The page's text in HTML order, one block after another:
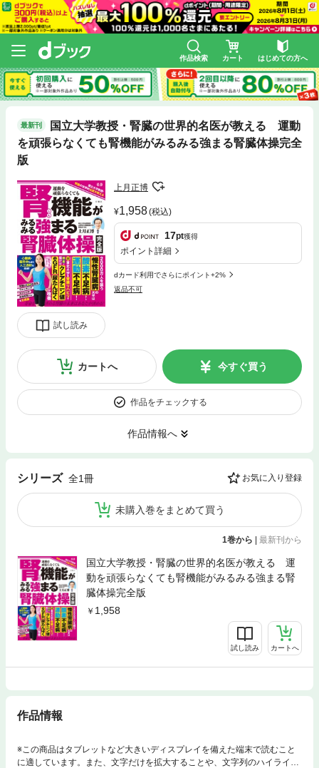
作品検索 カート はじめての方へ
最新刊
国立大学教授・腎臓の世界的名医が教える 運動
を頑張らなくても腎機能がみるみる強まる腎臓体操完全
版
試し読み
上月正博
1,958(税込)
17pt獲得
ポイント詳細
dカード利用でさらにポイント+2%
返品不可
カートへ 今すぐ買う
作品をチェックする
作品情報へ
シリーズ 全1冊 お気に入り登録
未購入巻をまとめて買う
1巻から | 最新刊から
国立大学教授・腎臓の世界的名医が教える 運
動を頑張らなくても腎機能がみるみる強まる腎
臓体操完全版
1,958
試し読み カートへ
作品情報
※この商品はタブレットなど大きいディスプレイを備えた端末で読むこと
に適しています。また、文字だけを拡大することや、文字列のハイライ